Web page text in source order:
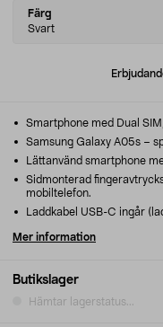
Select
variant
Färg
Svart
Butikslager
Hämtar lagerstatus...
Smartphone med Dual
Samsung Galaxy A05s –
Lättanvänd smartphone
Sidmonterad
mobiltelefon.
Laddkabel USB-C ingår
Mer information